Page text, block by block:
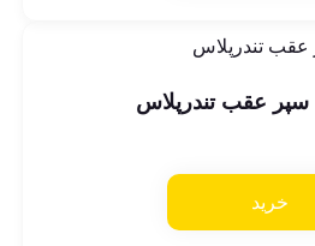
عقب تندرپلاس
خرید